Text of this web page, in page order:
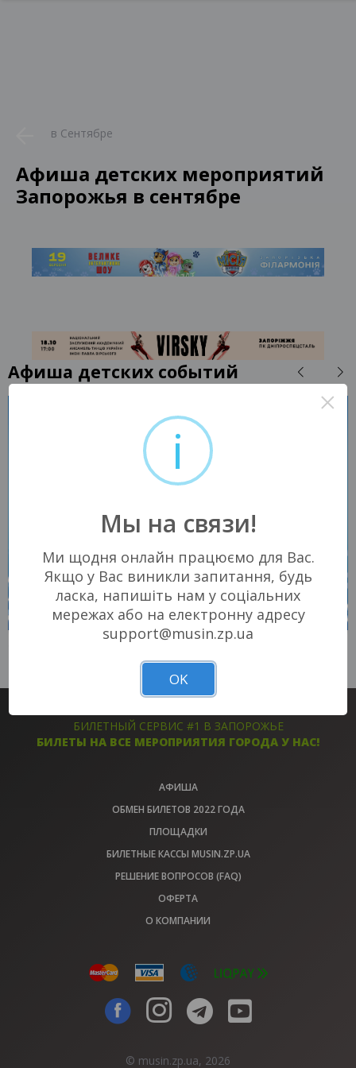
в Сентябре
Афиша детских мероприятий
Запорожья в сентябре
Афиша детских событий
БИЛЕТЫ БИЛЕТЫ
БИЛЕТНЫЙ СЕРВИС #1 В ЗАПОРОЖЬЕ
БИЛЕТЫ НА ВСЕ МЕРОПРИЯТИЯ ГОРОДА У НАС!
АФИША
ОБМЕН БИЛЕТОВ 2022 ГОДА
ПЛОЩАДКИ
БИЛЕТНЫЕ КАССЫ MUSIN.ZP.UA
РЕШЕНИЕ ВОПРОСОВ (FAQ)
ОФЕРТА
О КОМПАНИИ
© musin.zp.ua, 2026
i
Мы на связи!
×
Ми щодня онлайн працюємо для Вас.
Якщо у Вас виникли запитання, будь
ласка, напишіть нам у соціальних
мережах або на електронну адресу
support@musin.zp.ua
OK